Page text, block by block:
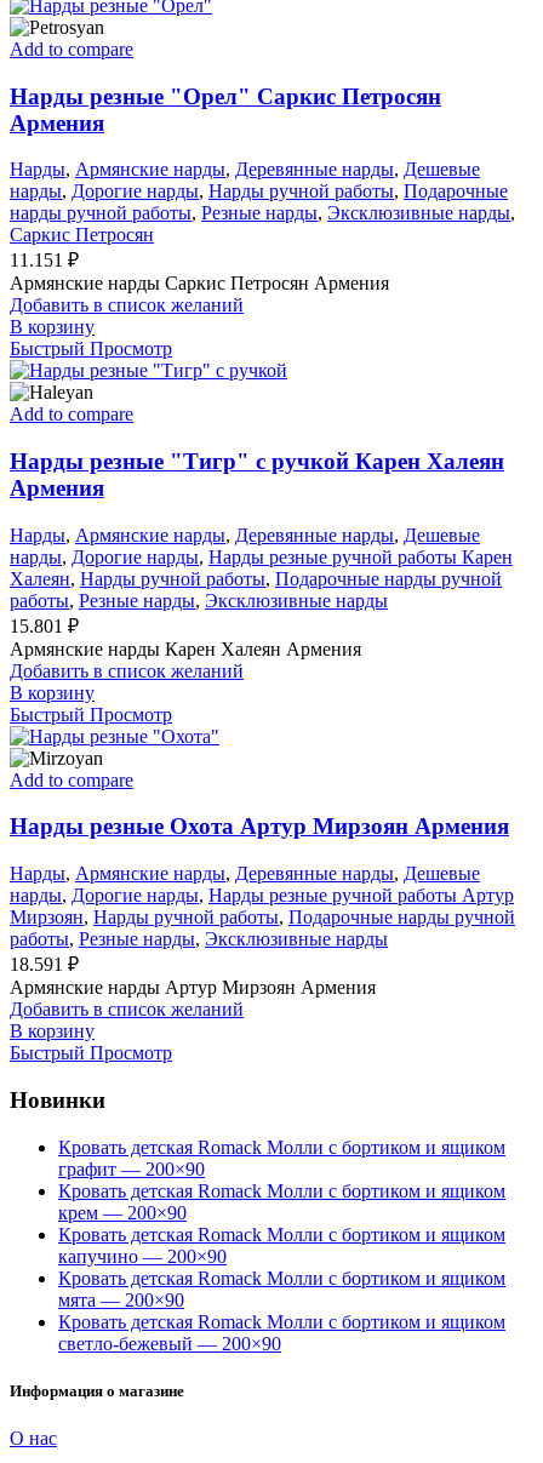
Add to compare
Нарды резные "Орел" Саркис Петросян
Армения
Нарды, Армянские нарды, Деревянные нарды, Дешевые
нарды, Дорогие нарды, Нарды ручной работы, Подарочные
нарды ручной работы, Резные нарды, Эксклюзивные нарды,
Саркис Петросян
11.151 ₽
Армянские нарды Саркис Петросян Армения
Добавить в список желаний
В корзину
Быстрый Просмотр
Add to compare
Нарды резные "Тигр" с ручкой Карен Халеян
Армения
Нарды, Армянские нарды, Деревянные нарды, Дешевые
нарды, Дорогие нарды, Нарды резные ручной работы Карен
Халеян, Нарды ручной работы, Подарочные нарды ручной
работы, Резные нарды, Эксклюзивные нарды
15.801 ₽
Армянские нарды Карен Халеян Армения
Добавить в список желаний
В корзину
Быстрый Просмотр
Add to compare
Нарды резные Охота Артур Мирзоян Армения
Нарды, Армянские нарды, Деревянные нарды, Дешевые
нарды, Дорогие нарды, Нарды резные ручной работы Артур
Мирзоян, Нарды ручной работы, Подарочные нарды ручной
работы, Резные нарды, Эксклюзивные нарды
18.591 ₽
Армянские нарды Артур Мирзоян Армения
Добавить в список желаний
В корзину
Быстрый Просмотр
Новинки
Кровать детская Romack Молли с бортиком и ящиком
графит — 200×90
Кровать детская Romack Молли с бортиком и ящиком
крем — 200×90
Кровать детская Romack Молли с бортиком и ящиком
капучино — 200×90
Кровать детская Romack Молли с бортиком и ящиком
мята — 200×90
Кровать детская Romack Молли с бортиком и ящиком
светло-бежевый — 200×90
Информация о магазине
О нас